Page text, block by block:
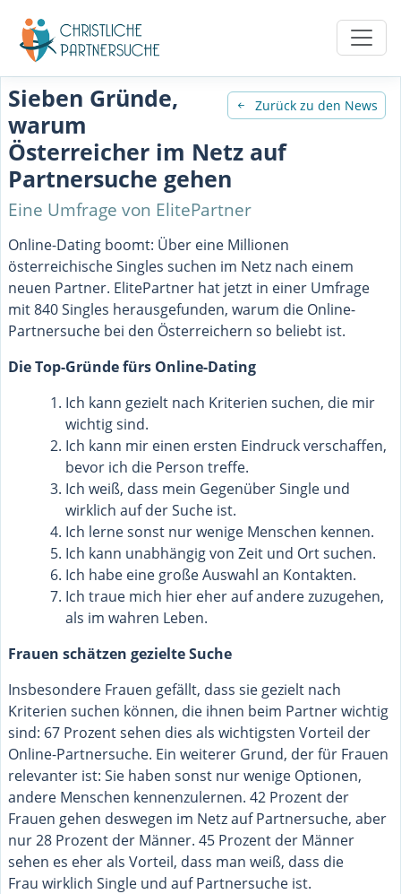
Zurück zu den News
Sieben Gründe,
warum
Österreicher im Netz auf
Partnersuche gehen
Eine Umfrage von ElitePartner
Online-Dating boomt: Über eine Millionen
österreichische Singles suchen im Netz nach einem
neuen Partner. ElitePartner hat jetzt in einer Umfrage
mit 840 Singles herausgefunden, warum die Online-
Partnersuche bei den Österreichern so beliebt ist.
Die Top-Gründe fürs Online-Dating
Ich kann gezielt nach Kriterien suchen, die mir
wichtig sind.
Ich kann mir einen ersten Eindruck verschaffen,
bevor ich die Person treffe.
Ich weiß, dass mein Gegenüber Single und
wirklich auf der Suche ist.
Ich lerne sonst nur wenige Menschen kennen.
Ich kann unabhängig von Zeit und Ort suchen.
Ich habe eine große Auswahl an Kontakten.
Ich traue mich hier eher auf andere zuzugehen,
als im wahren Leben.
Frauen schätzen gezielte Suche
Insbesondere Frauen gefällt, dass sie gezielt nach
Kriterien suchen können, die ihnen beim Partner wichtig
sind: 67 Prozent sehen dies als wichtigsten Vorteil der
Online-Partnersuche. Ein weiterer Grund, der für Frauen
relevanter ist: Sie haben sonst nur wenige Optionen,
andere Menschen kennenzulernen. 42 Prozent der
Frauen gehen deswegen im Netz auf Partnersuche, aber
nur 28 Prozent der Männer. 45 Prozent der Männer
sehen es eher als Vorteil, dass man weiß, dass die
Frau wirklich Single und auf Partnersuche ist.